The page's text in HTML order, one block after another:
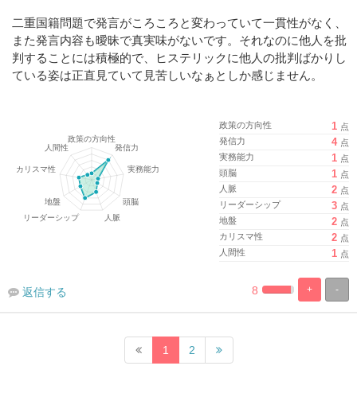
二重国籍問題で発言がころころと変わっていて一貫性がなく、
また発言内容も曖昧で真実味がないです。それなのに他人を批
判することには積極的で、ヒステリックに他人の批判ばかりし
ている姿は正直見ていて見苦しいなぁとしか感じません。
政策の方向性 1 点
発信力
4 点
実務能力
1 点
頭脳
1 点
人脈
2 点
リーダーシップ
3 点
地盤
2 点
カリスマ性
2 点
人間性
1 点
-
+
%
100%
8
返信する
1 2